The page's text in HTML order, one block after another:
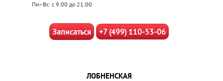
Пн–Вс: с 9:00 до 21:00
Записаться +7 (499) 110-53-06
ЛОБНЕНСКАЯ